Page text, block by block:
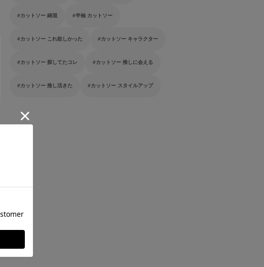
カットソー 綿混 半袖 カットソー
カットソー これ欲しかった カットソー キャラクター
カットソー 探してたコレ カットソー 推しに会える
カットソー 推し活きた カットソー スタイルアップ